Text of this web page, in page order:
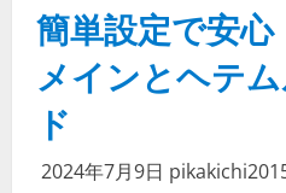
簡単設定で安
メインとヘテ
ド
2024年7月9日